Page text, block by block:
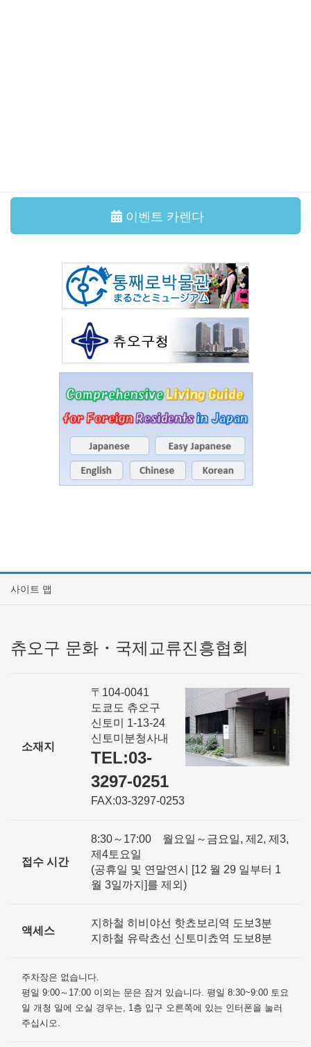
이벤트 카렌다
사이트 맵
츄오구 문화・국제교류진흥협회
소재지
〒104-0041
도쿄도 츄오구
신토미 1-13-24
신토미분청사내
TEL:03-
3297-0251
FAX:03-3297-0253
접수 시간
8:30～17:00 월요일～금요일, 제2, 제3,
제4토요일
(공휴일 및 연말연시 [12 월 29 일부터 1
월 3일까지]를 제외)
액세스
지하철 히비야선 핫쵸보리역 도보3분
지하철 유락쵸선 신토미쵸역 도보8분
주차장은 없습니다.
평일 9:00～17:00 이외는 문은 잠겨 있습니다. 평일 8:30~9:00 토요
일 개청 일에 오실 경우는, 1층 입구 오른쪽에 있는 인터폰을 눌러
주십시오.